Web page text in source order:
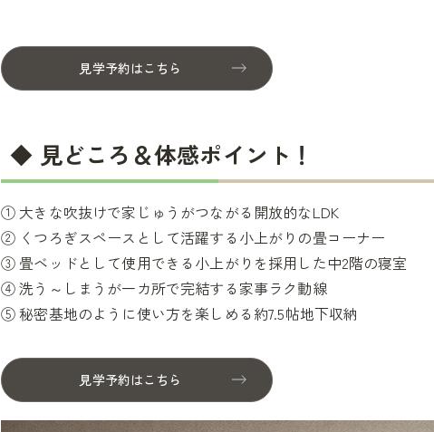
見学予約はこちら
◆ 見どころ＆体感ポイント！
① 大きな吹抜けで家じゅうがつながる開放的なLDK
② くつろぎスペースとして活躍する小上がりの畳コーナー
③ 畳ベッドとして使用できる小上がりを採用した中2階の寝室
④ 洗う～しまうが一カ所で完結する家事ラク動線
⑤ 秘密基地のように使い方を楽しめる約7.5帖地下収納
見学予約はこちら